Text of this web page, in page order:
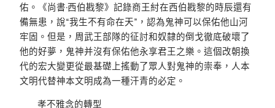
佑。《尚書·西伯戡黎》記錄商王紂在西伯戡黎的時辰還有
備無患，說“我生不有命在天”，認為鬼神可以保佑他山河
牢固。但是，周武王部隊的征討和奴隸的倒戈徹底破壞了
他的好夢，鬼神并沒有保佑他永享君王之樂。這個改朝換
代的宏大變更從最基礎上搖動了眾人對鬼神的崇奉，人本
文明代替神本文明成為一種汗青的必定。
孝不雅念的轉型